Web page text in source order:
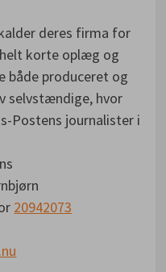
deres firma for
korte oplæg og
både produceret og
selvstændige, hvor
Postens journalister i
20942073